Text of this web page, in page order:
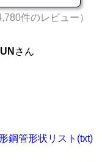
件のレビュー）
さん
鋼管形状リスト(txt)